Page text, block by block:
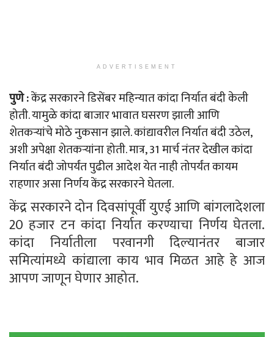
ADVERTISEMENT
पुणे :केंद्र सरकारने डिसेंबर महिन्यात कांदा निर्यात बंदी केली
होती. यामुळे कांदा बाजार भावात घसरण झाली आणि
शेतकऱ्यांचे मोठे नुकसान झाले. कांद्यावरील निर्यात बंदी उठेल,
अशी अपेक्षा शेतकऱ्यांना होती. मात्र, 31 मार्च नंतर देखील कांदा
निर्यात बंदी जोपर्यंत पुढील आदेश येत नाही तोपर्यंत कायम
राहणार असा निर्णय केंद्र सरकारने घेतला.
केंद्र सरकारने दोन दिवसांपूर्वी युएई आणि बांगलादेशला
20 हजार टन कांदा निर्यात करण्याचा निर्णय घेतला.
कांदा निर्यातीला परवानगी दिल्यानंतर बाजार
समित्यांमध्ये कांद्याला काय भाव मिळत आहे हे आज
आपण जाणून घेणार आहोत.